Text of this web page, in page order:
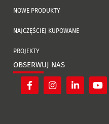
NOWE PRODUKTY
NAJCZĘŚCIEJ KUPOWANE
PROJEKTY
OBSERWUJ NAS